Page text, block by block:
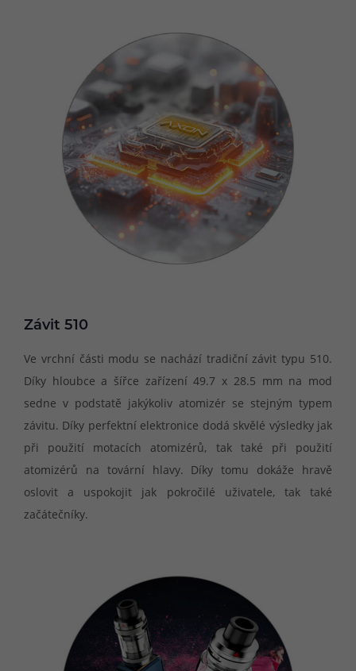
Závit 510
Ve vrchní části modu se nachází tradiční závit typu 510.
Díky hloubce a šířce zařízení 49.7 x 28.5 mm na mod
sedne v podstatě jakýkoliv atomizér se stejným typem
závitu. Díky perfektní elektronice dodá skvělé výsledky jak
při použití motacích atomizérů, tak také při použití
atomizérů na tovární hlavy. Díky tomu dokáže hravě
oslovit a uspokojit jak pokročilé uživatele, tak také
začátečníky.